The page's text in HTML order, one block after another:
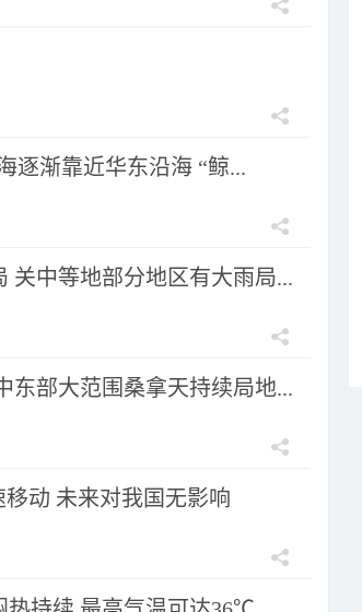
逐渐靠近华东沿海 “鲸...
关中等地部分地区有大雨局...
东部大范围桑拿天持续局地...
动 未来对我国无影响